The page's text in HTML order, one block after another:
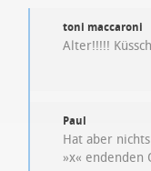
toni maccaroni
Alter!!!!!
Paul
Hat aber
»x« endenden